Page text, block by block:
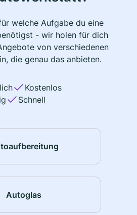
welche Aufgabe du eine
- wir holen für dich
von verschiedenen
die genau das anbieten.
Kostenlos
Schnell
Autoglas